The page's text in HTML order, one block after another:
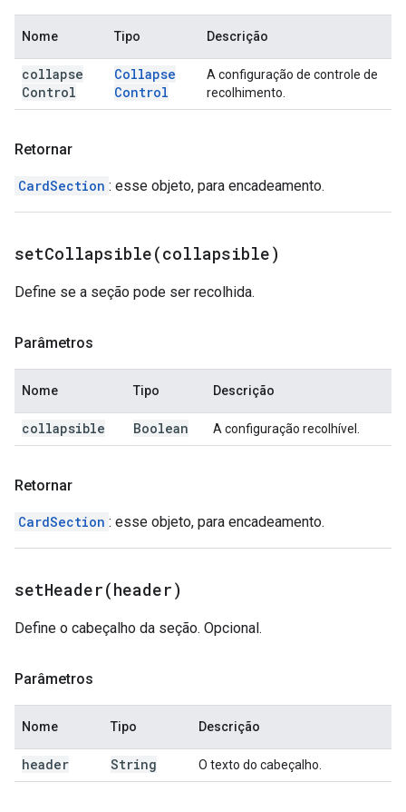
Nome Tipo Descrição
collapse
Control
Collapse
Control
A configuração de controle de
recolhimento.
Retornar
CardSection : esse objeto, para encadeamento.
setCollapsible(collapsible)
Define se a seção pode ser recolhida.
Parâmetros
Nome Tipo Descrição
collapsible Boolean A configuração recolhível.
Retornar
CardSection : esse objeto, para encadeamento.
setHeader(header)
Define o cabeçalho da seção. Opcional.
Parâmetros
Nome Tipo Descrição
header String O texto do cabeçalho.